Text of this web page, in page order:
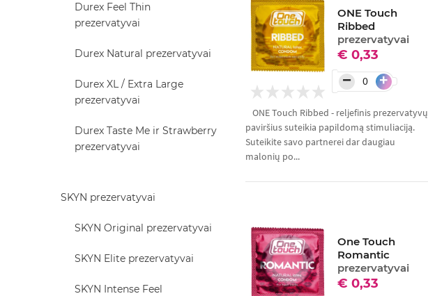
Durex Feel Thin
prezervatyvai
Durex Natural prezervatyvai
Durex XL / Extra Large
prezervatyvai
Durex Taste Me ir Strawberry
prezervatyvai
SKYN prezervatyvai
SKYN Original prezervatyvai
SKYN Elite prezervatyvai
SKYN Intense Feel
ONE Touch
Ribbed
prezervatyvai
€ 0,33
− +
ONE Touch Ribbed - reljefinis prezervatyvų
paviršius suteikia papildomą stimuliaciją.
Suteikite savo partnerei dar daugiau
malonių po...
One Touch
Romantic
prezervatyvai
€ 0,33